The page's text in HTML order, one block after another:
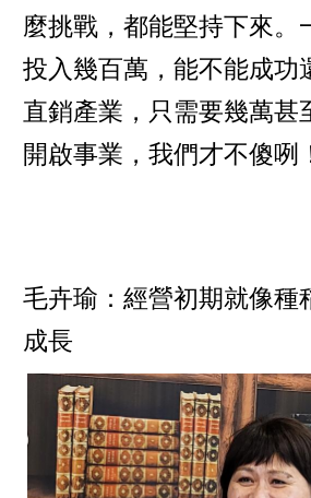
麼挑戰，都能堅持下來。
投入幾百萬，能不能成功
直銷產業，只需要幾萬甚
開啟事業，我們才不傻咧
毛卉瑜：經營初期就像種
成長